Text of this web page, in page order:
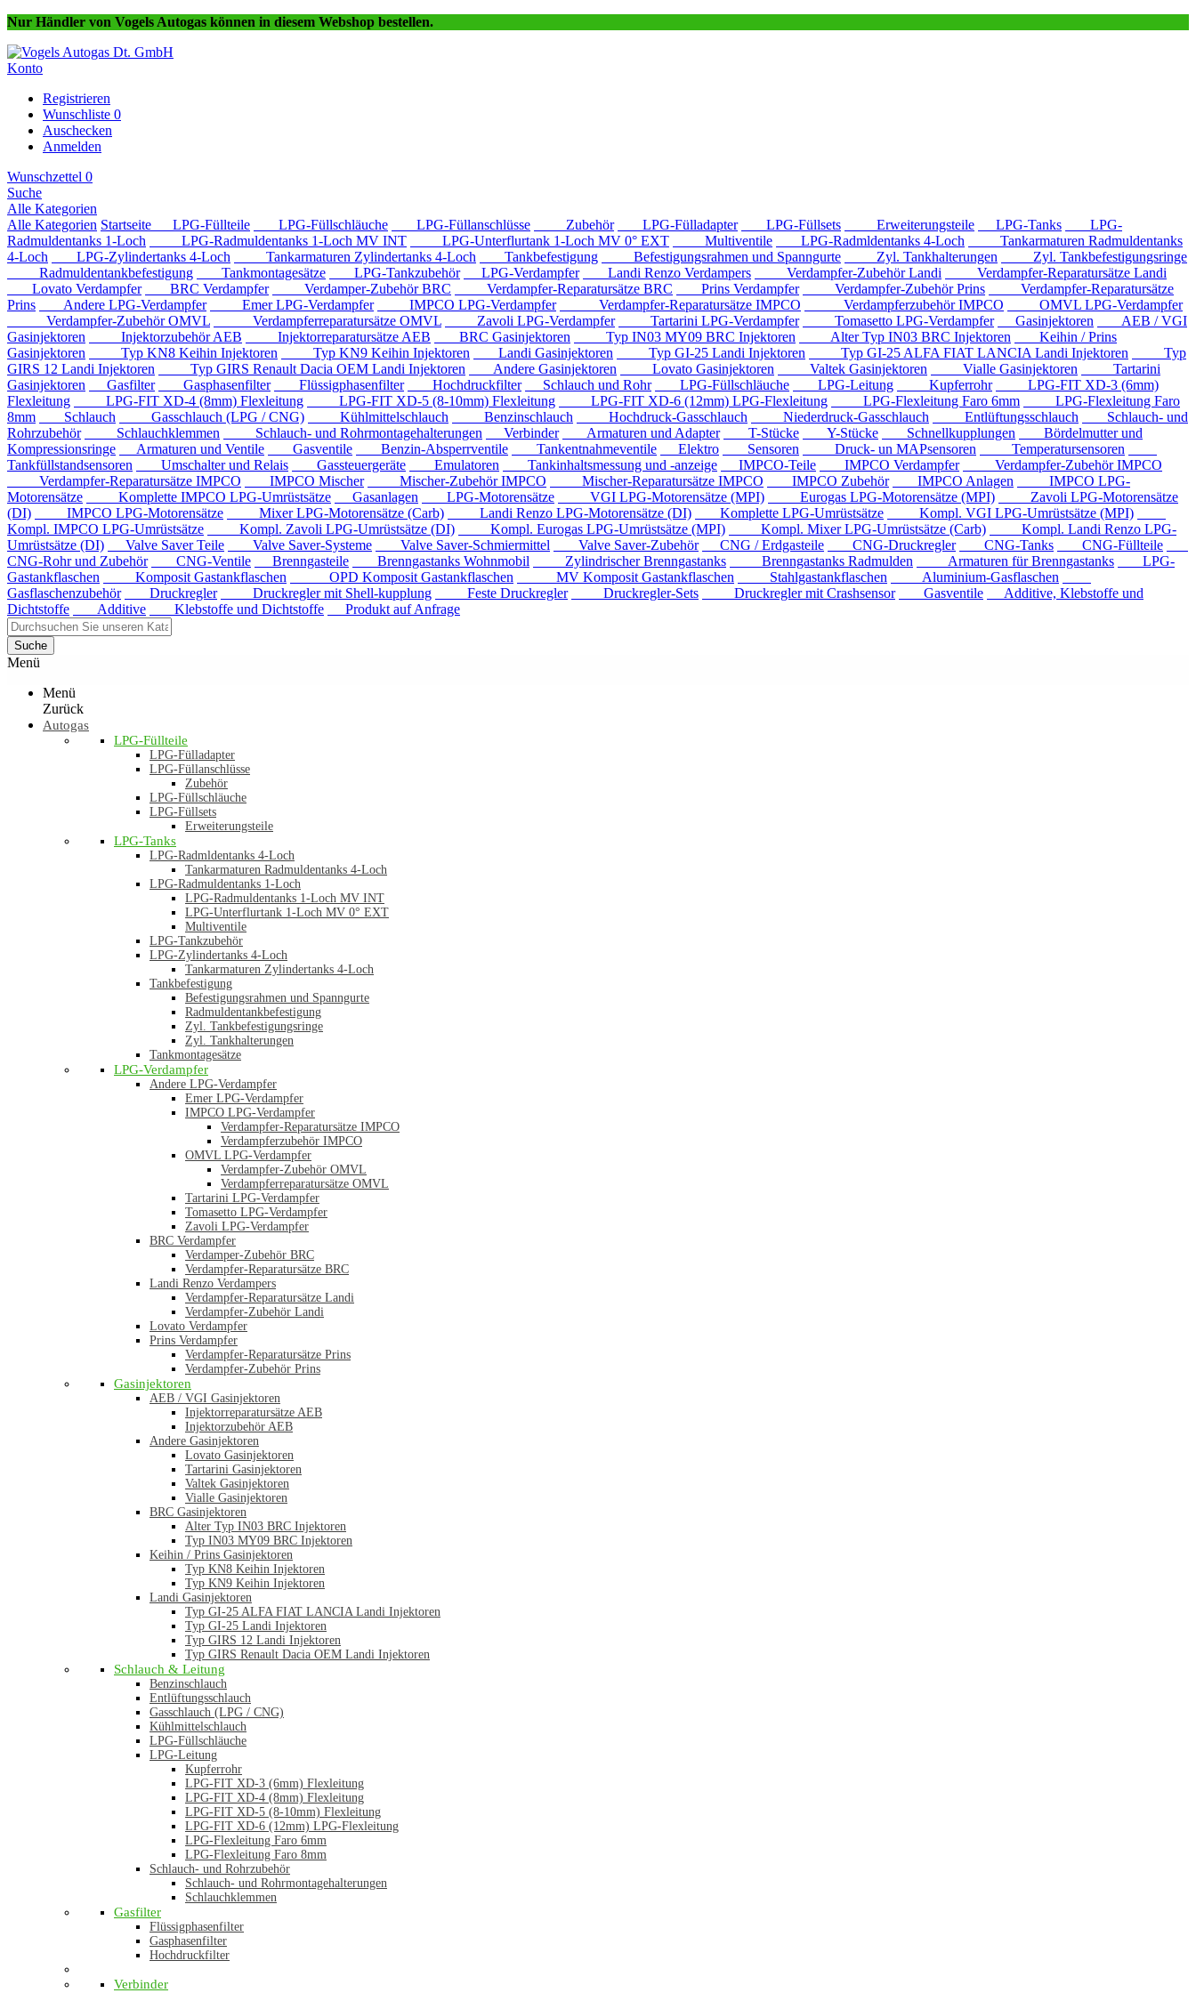
Nur Händler von Vogels Autogas können in diesem Webshop bestellen.
Konto
Registrieren
Wunschliste 0
Auschecken
Anmelden
Wunschzettel 0
Suche
Alle Kategorien
Alle Kategorien Startseite LPG-Füllteile LPG-Füllschläuche LPG-Füllanschlüsse Zubehör LPG-Fülladapter LPG-Füllsets Erweiterungsteile LPG-Tanks
LPG-
Radmuldentanks 1-Loch
LPG-Radmuldentanks 1-Loch MV INT LPG-Unterflurtank 1-Loch MV 0° EXT Multiventile LPG-Radmldentanks 4-Loch
Tankarmaturen Radmuldentanks
4-Loch
LPG-Zylindertanks 4-Loch Tankarmaturen Zylindertanks 4-Loch Tankbefestigung Befestigungsrahmen und Spanngurte Zyl. Tankhalterungen
Zyl. Tankbefestigungsringe
Radmuldentankbefestigung
Tankmontagesätze LPG-Tankzubehör LPG-Verdampfer Landi Renzo Verdampers Verdampfer-Zubehör Landi
Verdampfer-Reparatursätze Landi
Lovato Verdampfer
BRC Verdampfer Verdamper-Zubehör BRC Verdampfer-Reparatursätze BRC Prins Verdampfer Verdampfer-Zubehör Prins
Verdampfer-Reparatursätze
Prins
Andere LPG-Verdampfer Emer LPG-Verdampfer IMPCO LPG-Verdampfer Verdampfer-Reparatursätze IMPCO Verdampferzubehör IMPCO
OMVL LPG-Verdampfer
Verdampfer-Zubehör OMVL
Verdampferreparatursätze OMVL Zavoli LPG-Verdampfer Tartarini LPG-Verdampfer Tomasetto LPG-Verdampfer Gasinjektoren
AEB / VGI
Gasinjektoren
Injektorzubehör AEB Injektorreparatursätze AEB BRC Gasinjektoren Typ IN03 MY09 BRC Injektoren Alter Typ IN03 BRC Injektoren
Keihin / Prins
Gasinjektoren
Typ KN8 Keihin Injektoren Typ KN9 Keihin Injektoren Landi Gasinjektoren Typ GI-25 Landi Injektoren Typ GI-25 ALFA FIAT LANCIA Landi Injektoren
Typ
GIRS 12 Landi Injektoren
Typ GIRS Renault Dacia OEM Landi Injektoren Andere Gasinjektoren Lovato Gasinjektoren Valtek Gasinjektoren Vialle Gasinjektoren
Tartarini
Gasinjektoren
Gasfilter Gasphasenfilter Flüssigphasenfilter Hochdruckfilter Schlauch und Rohr LPG-Füllschläuche LPG-Leitung Kupferrohr
LPG-FIT XD-3 (6mm)
Flexleitung
LPG-FIT XD-4 (8mm) Flexleitung LPG-FIT XD-5 (8-10mm) Flexleitung LPG-FIT XD-6 (12mm) LPG-Flexleitung LPG-Flexleitung Faro 6mm
LPG-Flexleitung Faro
8mm
Schlauch Gasschlauch (LPG / CNG) Kühlmittelschlauch Benzinschlauch Hochdruck-Gasschlauch Niederdruck-Gasschlauch Entlüftungsschlauch
Schlauch- und
Rohrzubehör
Schlauchklemmen Schlauch- und Rohrmontagehalterungen Verbinder Armaturen und Adapter T-Stücke Y-Stücke Schnellkupplungen
Bördelmutter und
Kompressionsringe
Armaturen und Ventile Gasventile Benzin-Absperrventile Tankentnahmeventile Elektro Sensoren Druck- un MAPsensoren
Temperatursensoren
Tankfüllstandsensoren
Umschalter und Relais Gassteuergeräte Emulatoren Tankinhaltsmessung und -anzeige IMPCO-Teile IMPCO Verdampfer
Verdampfer-Zubehör IMPCO
Verdampfer-Reparatursätze IMPCO
IMPCO Mischer Mischer-Zubehör IMPCO Mischer-Reparatursätze IMPCO IMPCO Zubehör IMPCO Anlagen
IMPCO LPG-
Motorensätze
Komplette IMPCO LPG-Umrüstsätze Gasanlagen LPG-Motorensätze VGI LPG-Motorensätze (MPI) Eurogas LPG-Motorensätze (MPI)
Zavoli LPG-Motorensätze
(DI)
IMPCO LPG-Motorensätze Mixer LPG-Motorensätze (Carb) Landi Renzo LPG-Motorensätze (DI) Komplette LPG-Umrüstsätze
Kompl. VGI LPG-Umrüstsätze (MPI)
Kompl. IMPCO LPG-Umrüstsätze
Kompl. Zavoli LPG-Umrüstsätze (DI) Kompl. Eurogas LPG-Umrüstsätze (MPI) Kompl. Mixer LPG-Umrüstsätze (Carb)
Kompl. Landi Renzo LPG-
Umrüstsätze (DI)
Valve Saver Teile Valve Saver-Systeme Valve Saver-Schmiermittel Valve Saver-Zubehör CNG / Erdgasteile CNG-Druckregler CNG-Tanks
CNG-Füllteile
CNG-Rohr und Zubehör
CNG-Ventile Brenngasteile Brenngastanks Wohnmobil Zylindrischer Brenngastanks Brenngastanks Radmulden Armaturen für Brenngastanks
LPG-
Gastankflaschen
Komposit Gastankflaschen OPD Komposit Gastankflaschen MV Komposit Gastankflaschen Stahlgastankflaschen
Aluminium-Gasflaschen
Gasflaschenzubehör
Druckregler Druckregler mit Shell-kupplung Feste Druckregler Druckregler-Sets Druckregler mit Crashsensor Gasventile
Additive, Klebstoffe und
Dichtstoffe
Additive Klebstoffe und Dichtstoffe Produkt auf Anfrage
Suche
Menü
Menü
Zurück
Autogas
LPG-Füllteile
LPG-Fülladapter
LPG-Füllanschlüsse
Zubehör
LPG-Füllschläuche
LPG-Füllsets
Erweiterungsteile
LPG-Tanks
LPG-Radmldentanks 4-Loch
Tankarmaturen Radmuldentanks 4-Loch
LPG-Radmuldentanks 1-Loch
LPG-Radmuldentanks 1-Loch MV INT
LPG-Unterflurtank 1-Loch MV 0° EXT
Multiventile
LPG-Tankzubehör
LPG-Zylindertanks 4-Loch
Tankarmaturen Zylindertanks 4-Loch
Tankbefestigung
Befestigungsrahmen und Spanngurte
Radmuldentankbefestigung
Zyl. Tankbefestigungsringe
Zyl. Tankhalterungen
Tankmontagesätze
LPG-Verdampfer
Andere LPG-Verdampfer
Emer LPG-Verdampfer
IMPCO LPG-Verdampfer
Verdampfer-Reparatursätze IMPCO
Verdampferzubehör IMPCO
OMVL LPG-Verdampfer
Verdampfer-Zubehör OMVL
Verdampferreparatursätze OMVL
Tartarini LPG-Verdampfer
Tomasetto LPG-Verdampfer
Zavoli LPG-Verdampfer
BRC Verdampfer
Verdamper-Zubehör BRC
Verdampfer-Reparatursätze BRC
Landi Renzo Verdampers
Verdampfer-Reparatursätze Landi
Verdampfer-Zubehör Landi
Lovato Verdampfer
Prins Verdampfer
Verdampfer-Reparatursätze Prins
Verdampfer-Zubehör Prins
Gasinjektoren
AEB / VGI Gasinjektoren
Injektorreparatursätze AEB
Injektorzubehör AEB
Andere Gasinjektoren
Lovato Gasinjektoren
Tartarini Gasinjektoren
Valtek Gasinjektoren
Vialle Gasinjektoren
BRC Gasinjektoren
Alter Typ IN03 BRC Injektoren
Typ IN03 MY09 BRC Injektoren
Keihin / Prins Gasinjektoren
Typ KN8 Keihin Injektoren
Typ KN9 Keihin Injektoren
Landi Gasinjektoren
Typ GI-25 ALFA FIAT LANCIA Landi Injektoren
Typ GI-25 Landi Injektoren
Typ GIRS 12 Landi Injektoren
Typ GIRS Renault Dacia OEM Landi Injektoren
Schlauch & Leitung
Benzinschlauch
Entlüftungsschlauch
Gasschlauch (LPG / CNG)
Kühlmittelschlauch
LPG-Füllschläuche
LPG-Leitung
Kupferrohr
LPG-FIT XD-3 (6mm) Flexleitung
LPG-FIT XD-4 (8mm) Flexleitung
LPG-FIT XD-5 (8-10mm) Flexleitung
LPG-FIT XD-6 (12mm) LPG-Flexleitung
LPG-Flexleitung Faro 6mm
LPG-Flexleitung Faro 8mm
Schlauch- und Rohrzubehör
Schlauch- und Rohrmontagehalterungen
Schlauchklemmen
Gasfilter
Flüssigphasenfilter
Gasphasenfilter
Hochdruckfilter
Verbinder